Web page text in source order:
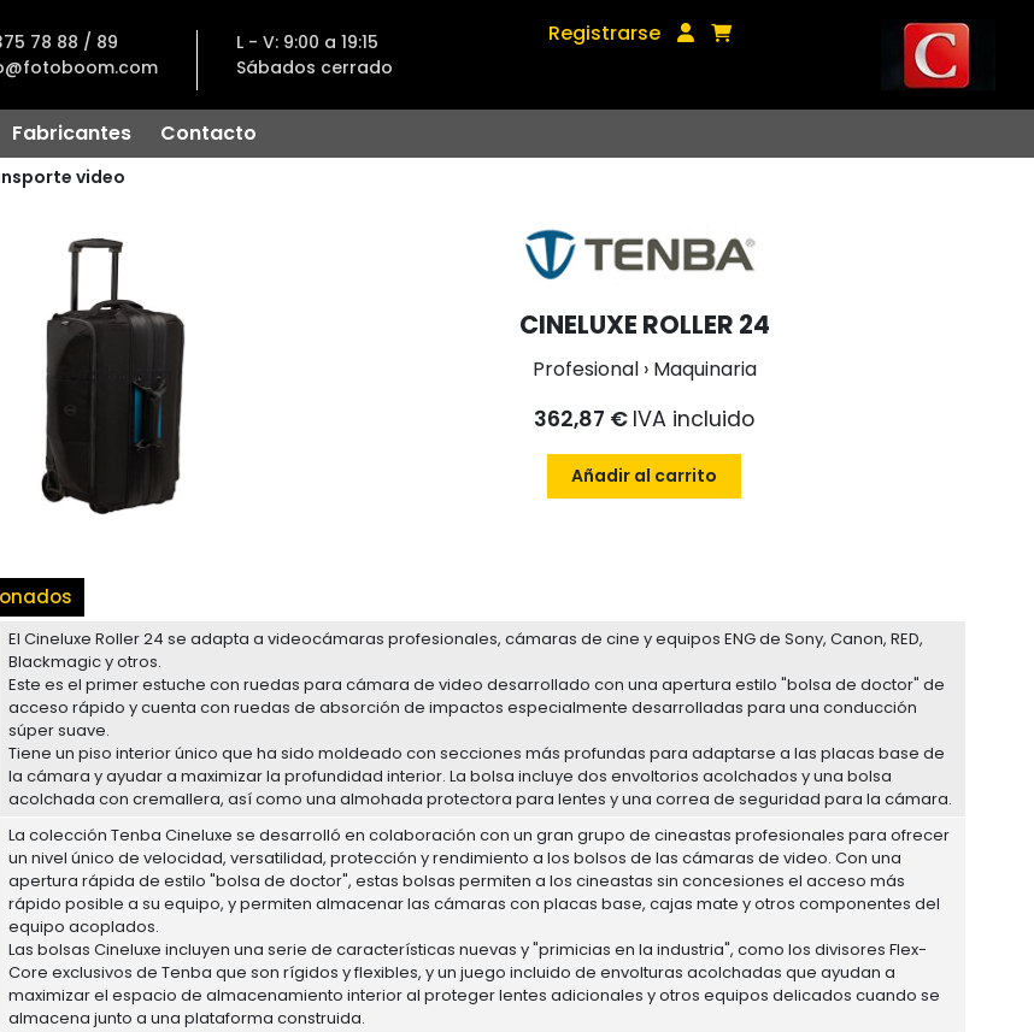
78 88 / 89
L - V: 9:00 a 19:15
Sábados cerrado
Registrarse
Fabricantes
Contacto
video
CINELUXE ROLLER 24
Profesional › Maquinaria
362,87 € IVA incluido
Añadir al carrito
El Cineluxe Roller 24 se adapta a videocámaras profesionales, cámaras de cine y equipos ENG de Sony, Canon, RED,
Blackmagic y otros.
Este es el primer estuche con ruedas para cámara de video desarrollado con una apertura estilo "bolsa de doctor" de
acceso rápido y cuenta con ruedas de absorción de impactos especialmente desarrolladas para una conducción
súper suave.
Tiene un piso interior único que ha sido moldeado con secciones más profundas para adaptarse a las placas base de
la cámara y ayudar a maximizar la profundidad interior. La bolsa incluye dos envoltorios acolchados y una bolsa
acolchada con cremallera, así como una almohada protectora para lentes y una correa de seguridad para la cámara.
La colección Tenba Cineluxe se desarrolló en colaboración con un gran grupo de cineastas profesionales para ofrecer
un nivel único de velocidad, versatilidad, protección y rendimiento a los bolsos de las cámaras de video. Con una
apertura rápida de estilo "bolsa de doctor", estas bolsas permiten a los cineastas sin concesiones el acceso más
rápido posible a su equipo, y permiten almacenar las cámaras con placas base, cajas mate y otros componentes del
equipo acoplados.
Las bolsas Cineluxe incluyen una serie de características nuevas y "primicias en la industria", como los divisores Flex-
Core exclusivos de Tenba que son rígidos y flexibles, y un juego incluido de envolturas acolchadas que ayudan a
maximizar el espacio de almacenamiento interior al proteger lentes adicionales y otros equipos delicados cuando se
almacena junto a una plataforma construida.